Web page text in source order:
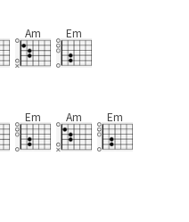
Am Em
Em Am Em